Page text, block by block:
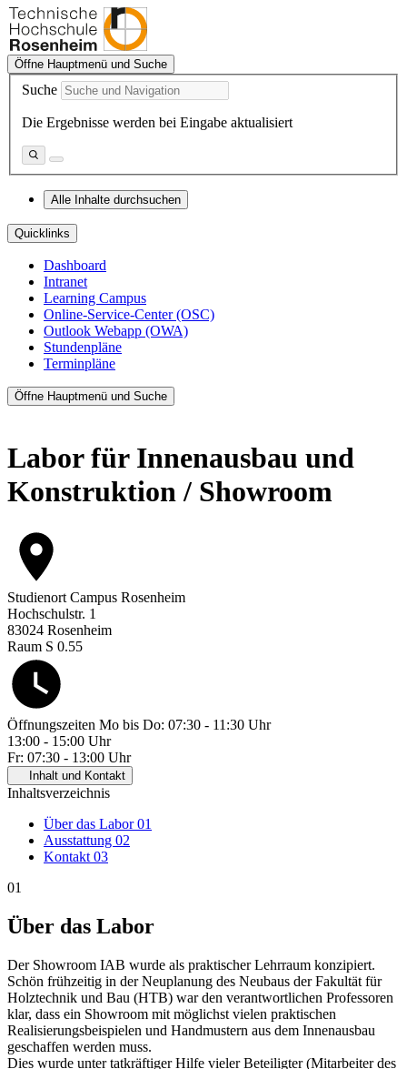
Öffne Hauptmenü und Suche
Suche
Die Ergebnisse werden bei Eingabe aktualisiert
Alle Inhalte durchsuchen
Quicklinks
Dashboard
Intranet
Learning Campus
Online-Service-Center (OSC)
Outlook Webapp (OWA)
Stundenpläne
Terminpläne
Öffne Hauptmenü und Suche
Labor für Innenausbau und
Konstruktion / Showroom
StudienortCampus Rosenheim
Hochschulstr. 1
83024 Rosenheim
Raum S 0.55
Öffnungszeiten Mo bis Do: 07:30 - 11:30 Uhr
13:00 - 15:00 Uhr
Fr: 07:30 - 13:00 Uhr
Inhalt und Kontakt
Inhaltsverzeichnis
Über das Labor01
Ausstattung 02
Kontakt03
01
Über das Labor
Der Showroom IAB wurde als praktischer Lehrraum konzipiert.
Schön frühzeitig in der Neuplanung des Neubaus der Fakultät für
Holztechnik und Bau (HTB) war den verantwortlichen Professoren
klar, dass ein Showroom mit möglichst vielen praktischen
Realisierungsbeispielen und Handmustern aus dem Innenausbau
geschaffen werden muss.
Dies wurde unter tatkräftiger Hilfe vieler Beteiligter (Mitarbeiter des